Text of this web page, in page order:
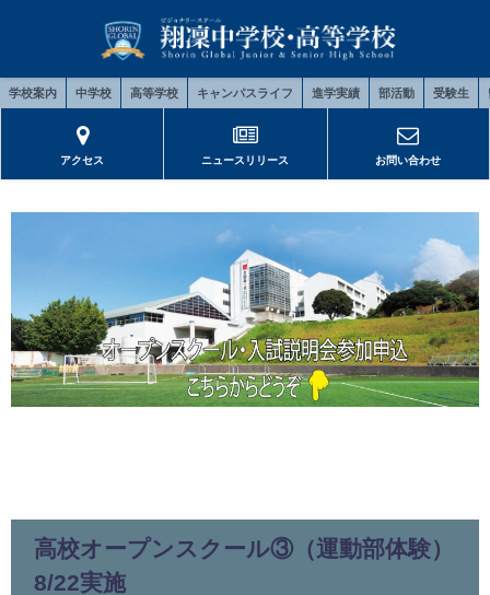
学校案内 中学校 高等学校 キャンパスライフ 進学実績 部活動 受験生
アクセス ニュースリリース お問い合わせ
高校オープンスクール③（運動部体験）
8/22実施